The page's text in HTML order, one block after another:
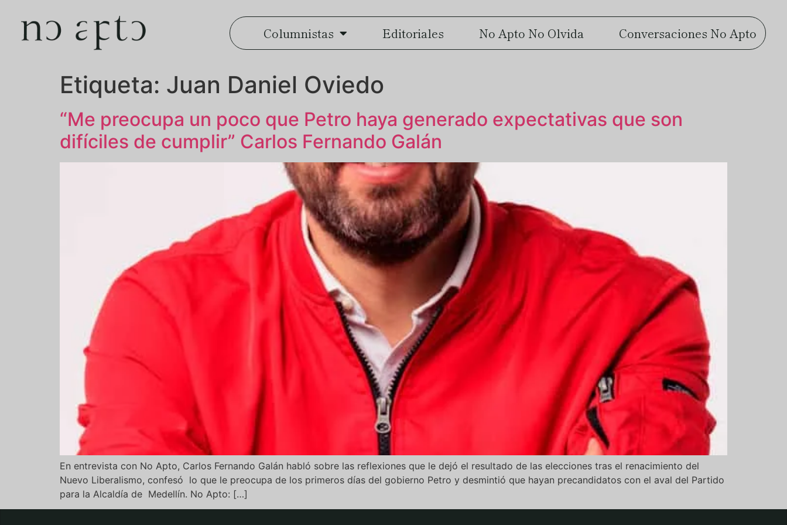
Columnistas Editoriales No Apto No Olvida Conversaciones No Apto
Etiqueta: Juan Daniel Oviedo
“Me preocupa un poco que Petro haya generado expectativas que son
difíciles de cumplir” Carlos Fernando Galán
En entrevista con No Apto, Carlos Fernando Galán habló sobre las reflexiones que le dejó el resultado de las elecciones tras el renacimiento del
Nuevo Liberalismo, confesó lo que le preocupa de los primeros días del gobierno Petro y desmintió que hayan precandidatos con el aval del Partido
para la Alcaldía de Medellín. No Apto: […]